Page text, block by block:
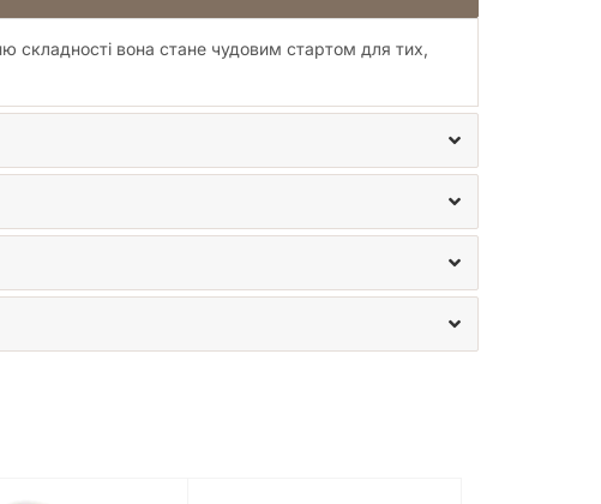
складності вона стане чудовим стартом для тих,